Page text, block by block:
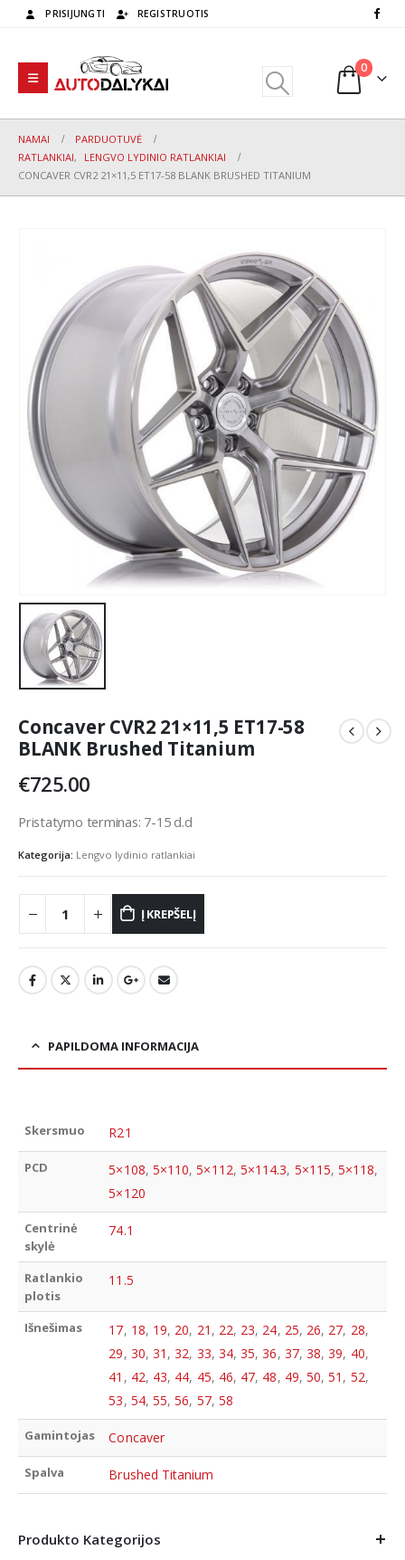
PRISIJUNGTI REGISTRUOTIS
0
NAMAI
PARDUOTUVĖ
RATLANKIAI,
LENGVO LYDINIO RATLANKIAI
CONCAVER CVR2 21×11,5 ET17-58 BLANK BRUSHED TITANIUM
Concaver CVR2 21×11,5 ET17-58
BLANK Brushed Titanium
€725.00
Pristatymo terminas: 7-15 d.d
Kategorija: Lengvo lydinio ratlankiai
Į KREPŠELĮ
PAPILDOMA INFORMACIJA
Skersmuo R21
PCD 5×108, 5×110,5×112, 5×114.3, 5×115,5×118,
5×120
Centrinė
skylė
74.1
Ratlankio
plotis
11.5
Išnešimas 17, 18, 19, 20, 21 , 22, 23, 24, 25, 26, 27, 28,
29, 30, 31 ,32, 33, 34,35,36, 37, 38,39, 40,
41 , 42, 43, 44, 45, 46, 47, 48, 49, 50,51 , 52,
53, 54, 55,56, 57, 58
Gamintojas Concaver
Spalva Brushed Titanium
Produkto Kategorijos